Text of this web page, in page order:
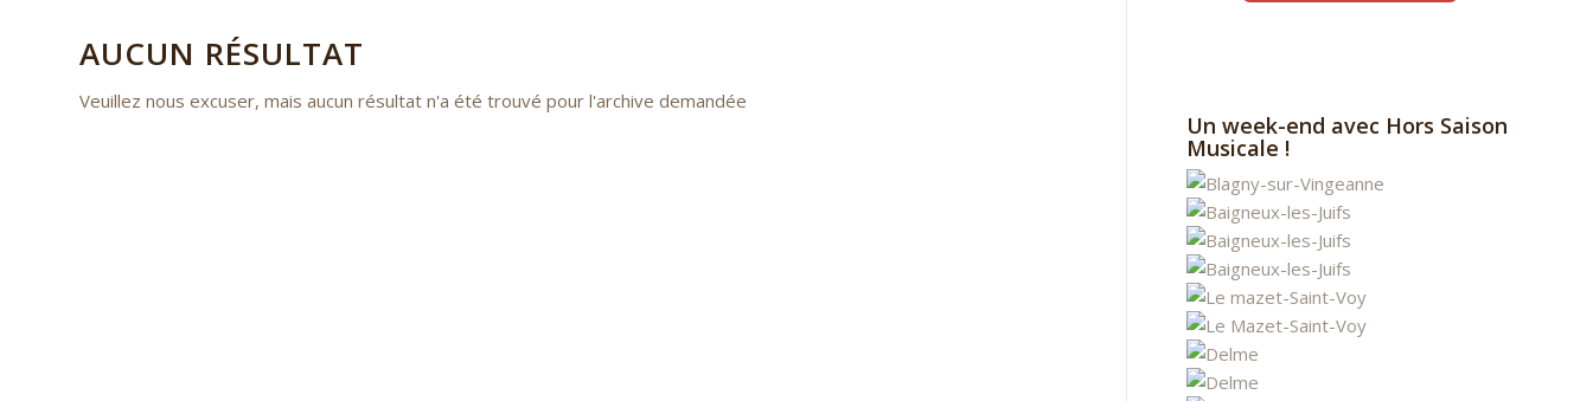
AUCUN RÉSULTAT
Veuillez nous excuser, mais aucun résultat n'a été trouvé pour l'archive demandée
Un week-end avec Hors Saison
Musicale !